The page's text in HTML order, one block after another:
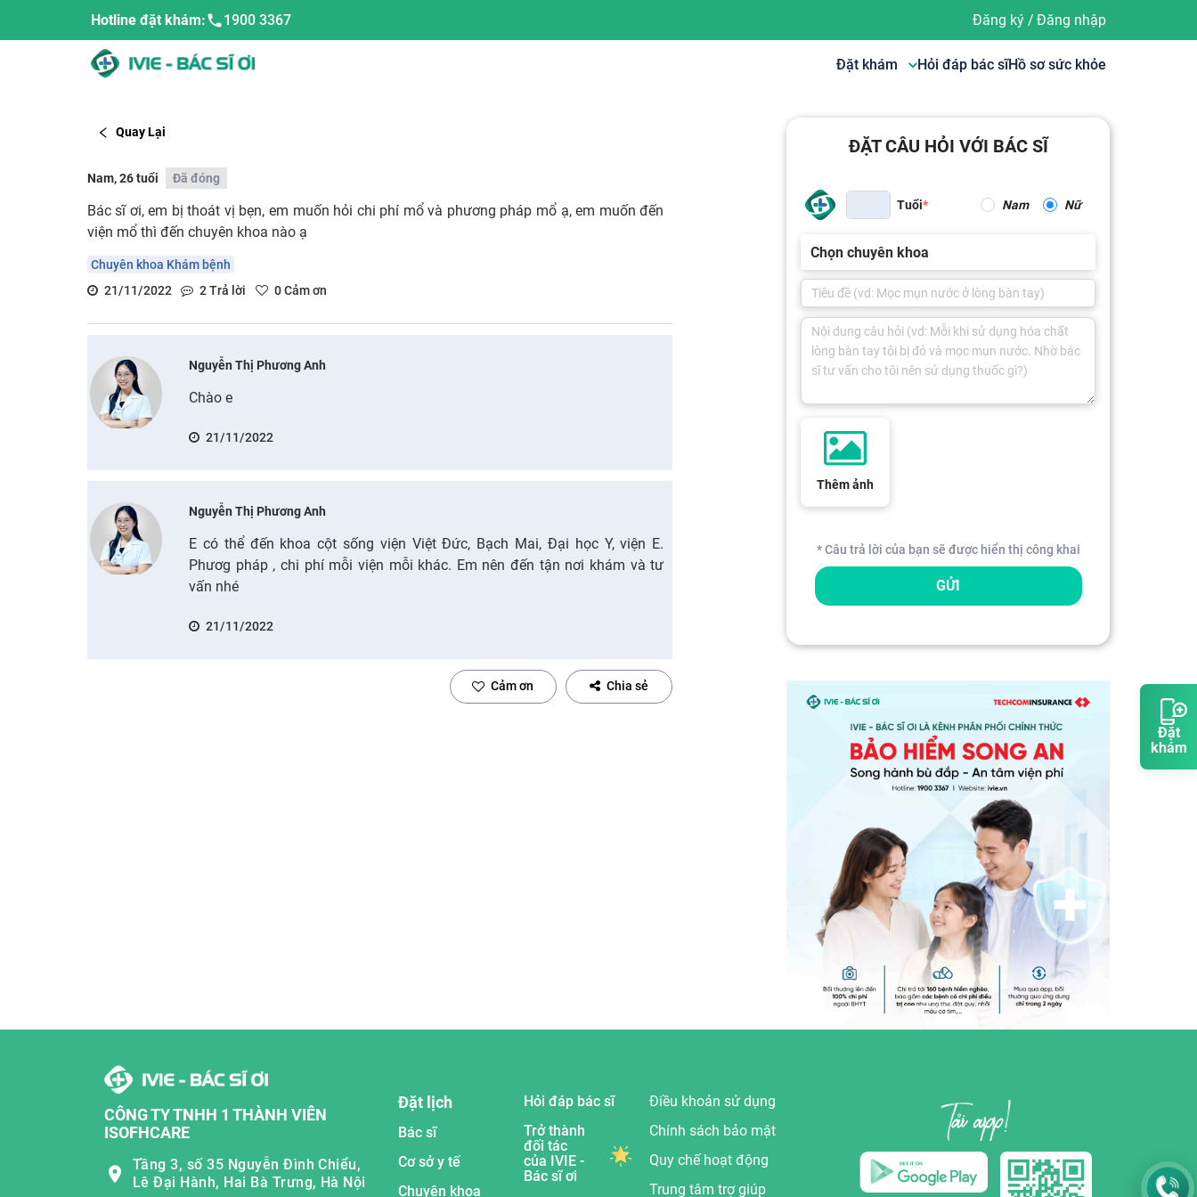
Đặt
khám
Hotline đặt khám: 1900 3367 Đăng ký/ Đăng nhập
Đặt khám Hỏi đáp bác sĩHồ sơ sức khỏe
Quay Lại
Nam, 26 tuổi Đã đóng
Bác sĩ ơi, em bị thoát vị bẹn, em muốn hỏi chi phí mổ và phương pháp mổ ạ, em muốn đến
viện mổ thì đến chuyên khoa nào ạ
Chuyên khoa Khám bệnh
21/11/2022
2Trả lời 0Cảm ơn
Nguyễn Thị Phương Anh
Chào e
21/11/2022
Nguyễn Thị Phương Anh
E có thể đến khoa cột sống viện Việt Đức, Bạch Mai, Đại học Y, viện E.
Phươg pháp , chi phí mỗi viện mỗi khác. Em nên đến tận nơi khám và tư
vấn nhé
21/11/2022
Cảm ơn Chia sẻ
ĐẶT CÂU HỎI VỚI BÁC SĨ
Tuổi Nam Nữ
Chọn chuyên khoa
Thêm ảnh
* Câu trả lời của bạn sẽ được hiển thị công khai
GỬI
CÔNG TY TNHH 1 THÀNH VIÊN
ISOFHCARE
Tầng 3, số 35 Nguyễn Đình Chiểu,
Lê Đại Hành, Hai Bà Trưng, Hà Nội
Đặt lịch
Bác sĩ
Cơ sở y tế
Chuyên khoa
Hỏi đáp bác sĩ
Trở thành
đối tác
của IVIE -
Bác sĩ ơi
Điều khoản sử dụng
Chính sách bảo mật
Quy chế hoạt động
Trung tâm trợ giúp